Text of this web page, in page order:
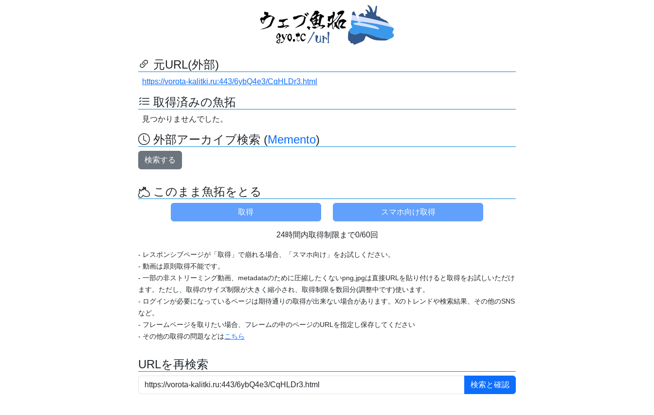
元URL(外部)
https://vorota-kalitki.ru:443/6ybQ4e3/CqHLDr3.html
取得済みの魚拓
見つかりませんでした。
外部アーカイブ検索 (Memento)
検索する
このまま魚拓をとる
24時間内取得制限まで0/60回
- レスポンシブページが「取得」で崩れる場合、「スマホ向け」をお試しください。
- 動画は原則取得不能です。
- 一部の非ストリーミング動画、metadataのために圧縮したくないpng,jpgは直接URLを貼り付けると取得をお試しいただけ
ます。ただし、取得のサイズ制限が大きく縮小され、取得制限を数回分(調整中です)使います。
- ログインが必要になっているページは期待通りの取得が出来ない場合があります。Xのトレンドや検索結果、その他のSNS
など。
- フレームページを取りたい場合、フレームの中のページのURLを指定し保存してください
- その他の取得の問題などはこちら
URLを再検索